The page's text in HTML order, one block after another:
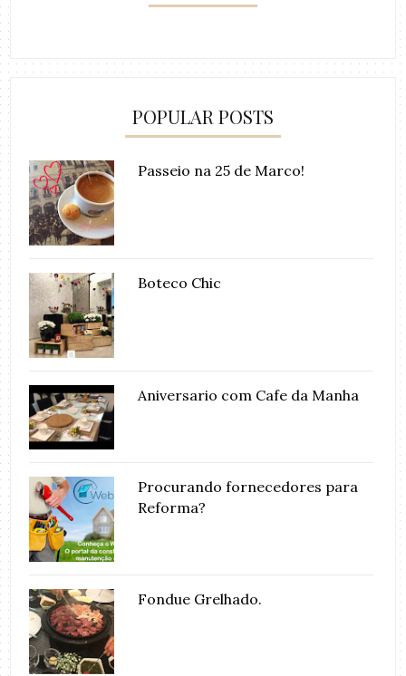
POPULAR POSTS
Passeio na 25 de Marco!
Boteco Chic
Aniversario com Cafe da Manha
Procurando fornecedores para
Reforma?
Fondue Grelhado.